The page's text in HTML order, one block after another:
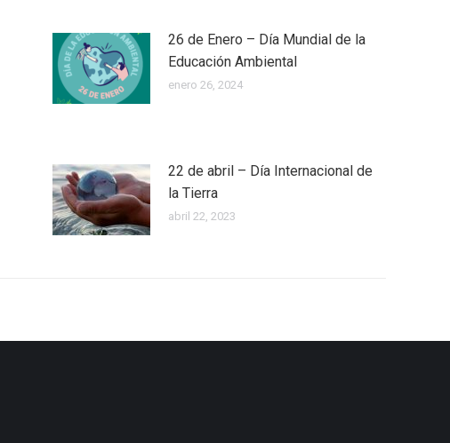
26 de Enero – Día Mundial de la
Educación Ambiental
enero 26, 2024
22 de abril – Día Internacional de
la Tierra
abril 22, 2023